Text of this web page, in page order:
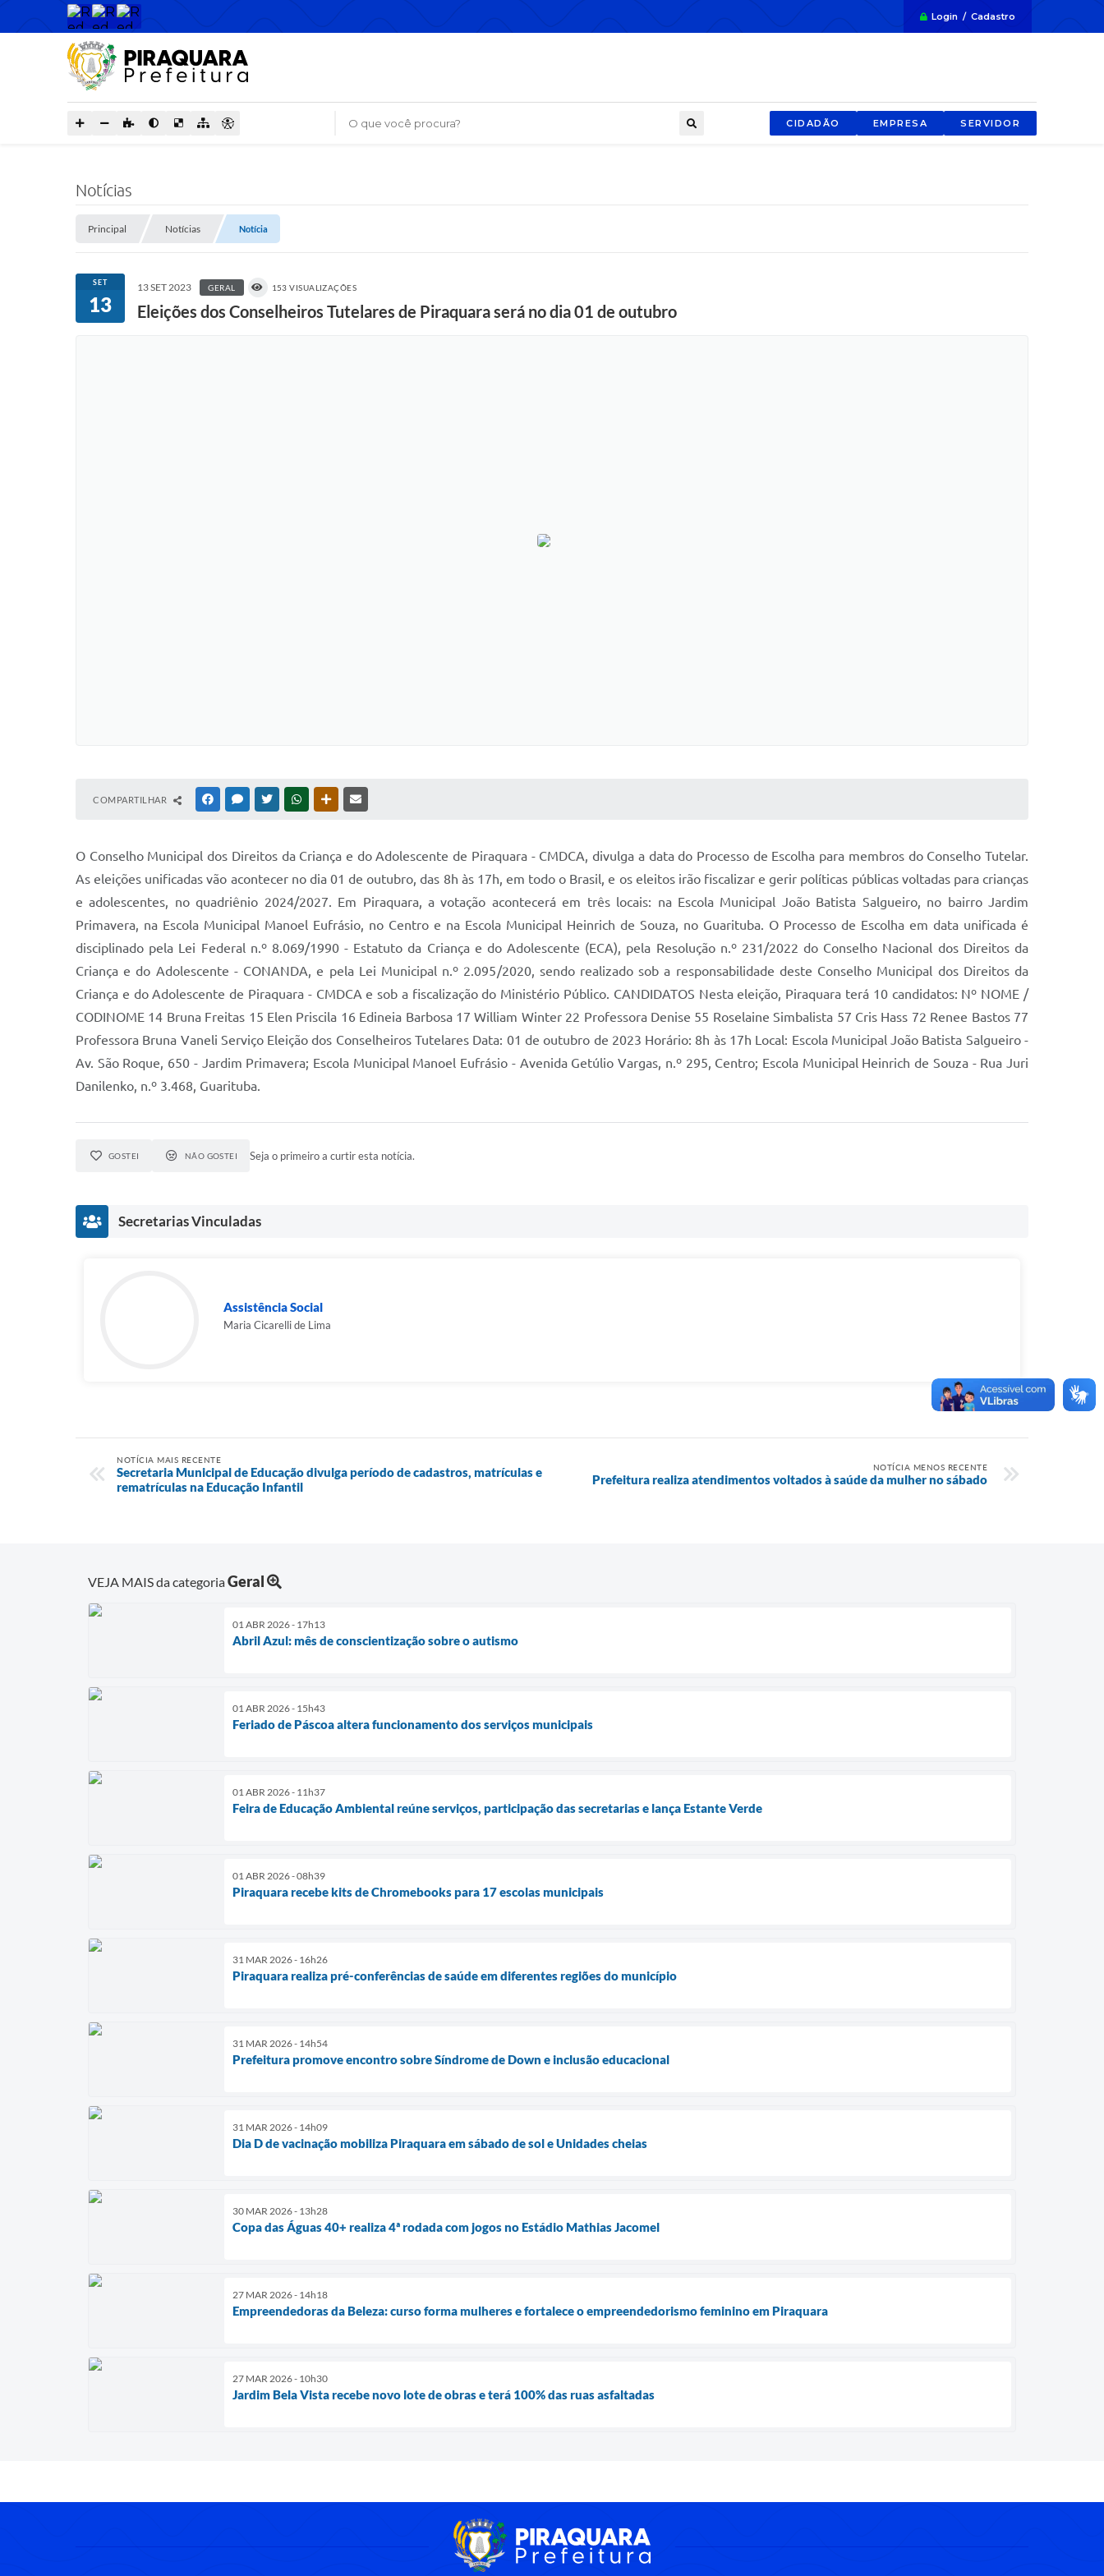
Login / Cadastro
O que você procura? CIDADÃO EMPRESA SERVIDOR
Notícias
Principal Notícias Notícia
SET
13
13 SET 2023 GERAL 153 VISUALIZAÇÕES
Eleições dos Conselheiros Tutelares de Piraquara será no dia 01 de outubro
COMPARTILHAR FACEBOOKMESSENGER
TWITTERWHATSAPPOUTRAS MÍDIAS
O Conselho Municipal dos Direitos da Criança e do Adolescente de Piraquara - CMDCA, divulga a data do Processo de Escolha para membros do Conselho Tutelar.
As eleições unificadas vão acontecer no dia 01 de outubro, das 8h às 17h, em todo o Brasil, e os eleitos irão fiscalizar e gerir políticas públicas voltadas para crianças
e adolescentes, no quadriênio 2024/2027. Em Piraquara, a votação acontecerá em três locais: na Escola Municipal João Batista Salgueiro, no bairro Jardim
Primavera, na Escola Municipal Manoel Eufrásio, no Centro e na Escola Municipal Heinrich de Souza, no Guarituba. O Processo de Escolha em data unificada é
disciplinado pela Lei Federal n.º 8.069/1990 - Estatuto da Criança e do Adolescente (ECA), pela Resolução n.º 231/2022 do Conselho Nacional dos Direitos da
Criança e do Adolescente - CONANDA, e pela Lei Municipal n.º 2.095/2020, sendo realizado sob a responsabilidade deste Conselho Municipal dos Direitos da
Criança e do Adolescente de Piraquara - CMDCA e sob a fiscalização do Ministério Público. CANDIDATOS Nesta eleição, Piraquara terá 10 candidatos: Nº NOME /
CODINOME 14 Bruna Freitas 15 Elen Priscila 16 Edineia Barbosa 17 William Winter 22 Professora Denise 55 Roselaine Simbalista 57 Cris Hass 72 Renee Bastos 77
Professora Bruna Vaneli Serviço Eleição dos Conselheiros Tutelares Data: 01 de outubro de 2023 Horário: 8h às 17h Local: Escola Municipal João Batista Salgueiro -
Av. São Roque, 650 - Jardim Primavera; Escola Municipal Manoel Eufrásio - Avenida Getúlio Vargas, n.º 295, Centro; Escola Municipal Heinrich de Souza - Rua Juri
Danilenko, n.º 3.468, Guarituba.
GOSTEI NÃO GOSTEI Seja o primeiro a curtir esta notícia.
Secretarias Vinculadas
Assistência Social
Maria Cicarelli de Lima
NOTÍCIA MAIS RECENTE
Secretaria Municipal de Educação divulga período de cadastros, matrículas e
rematrículas na Educação Infantil
NOTÍCIA MENOS RECENTE
Prefeitura realiza atendimentos voltados à saúde da mulher no sábado
VEJA MAIS da categoriaGeral
01 ABR 2026 - 17h13
Abril Azul: mês de conscientização sobre o autismo
01 ABR 2026 - 15h43
Feriado de Páscoa altera funcionamento dos serviços municipais
01 ABR 2026 - 11h37
Feira de Educação Ambiental reúne serviços, participação das secretarias e lança Estante Verde
01 ABR 2026 - 08h39
Piraquara recebe kits de Chromebooks para 17 escolas municipais
31 MAR 2026 - 16h26
Piraquara realiza pré-conferências de saúde em diferentes regiões do município
31 MAR 2026 - 14h54
Prefeitura promove encontro sobre Síndrome de Down e inclusão educacional
31 MAR 2026 - 14h09
Dia D de vacinação mobiliza Piraquara em sábado de sol e Unidades cheias
30 MAR 2026 - 13h28
Copa das Águas 40+ realiza 4ª rodada com jogos no Estádio Mathias Jacomel
27 MAR 2026 - 14h18
Empreendedoras da Beleza: curso forma mulheres e fortalece o empreendedorismo feminino em Piraquara
27 MAR 2026 - 10h30
Jardim Bela Vista recebe novo lote de obras e terá 100% das ruas asfaltadas